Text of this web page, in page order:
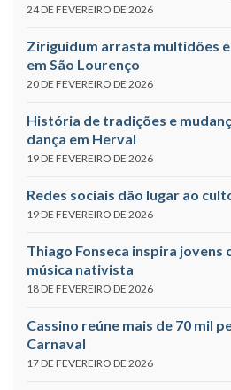
24 DE FEVEREIRO DE 2026
Ziriguidum arrasta multidões
em São Lourenço
20 DE FEVEREIRO DE 2026
História de tradições e
dança em Herval
19 DE FEVEREIRO DE 2026
Redes sociais dão lugar ao
19 DE FEVEREIRO DE 2026
Thiago Fonseca inspira jovens
música nativista
18 DE FEVEREIRO DE 2026
Cassino reúne mais de 70 mil
Carnaval
17 DE FEVEREIRO DE 2026